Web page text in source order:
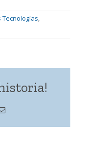
Correo